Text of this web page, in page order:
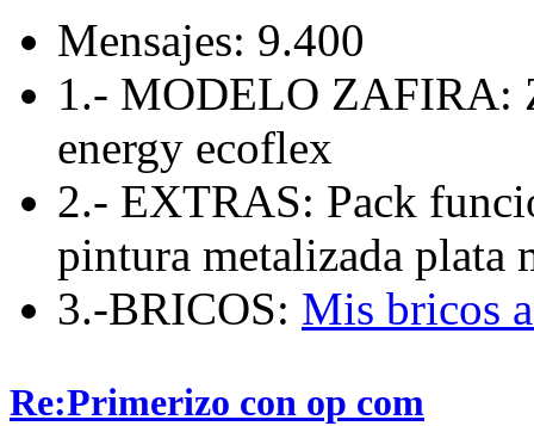
Mensajes: 9.400
1.- MODELO ZAFIRA:
energy ecoflex
2.- EXTRAS: Pack
pintura metalizada plata
3.-BRICOS: Mis bricos
Re:Primerizo con op com